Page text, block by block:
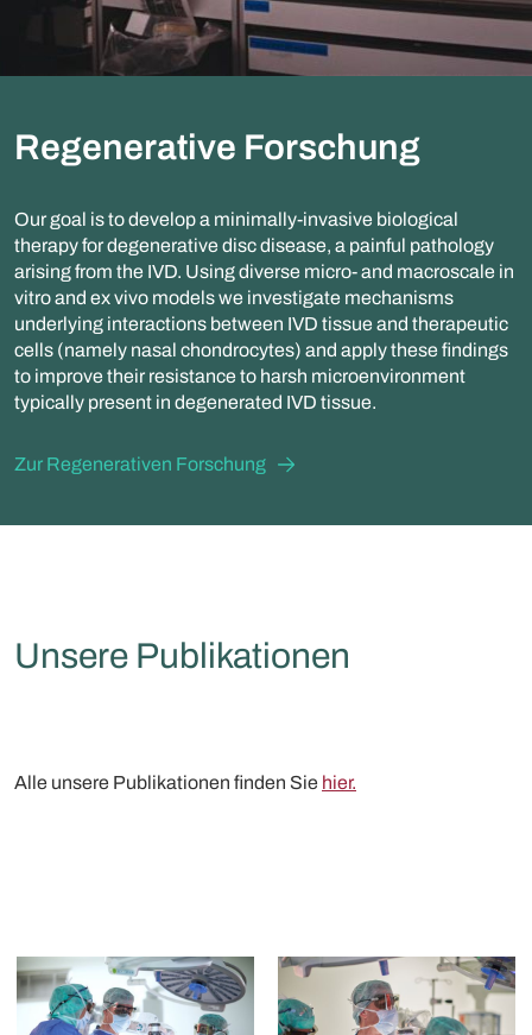
Regenerative Forschung
Our goal is to develop a minimally-invasive biological
therapy for degenerative disc disease, a painful pathology
arising from the IVD. Using diverse micro- and macroscale in
vitro and ex vivo models we investigate mechanisms
underlying interactions between IVD tissue and therapeutic
cells (namely nasal chondrocytes) and apply these findings
to improve their resistance to harsh microenvironment
typically present in degenerated IVD tissue.
Zur Regenerativen Forschung
Unsere Publikationen
Alle unsere Publikationen finden Sie hier.